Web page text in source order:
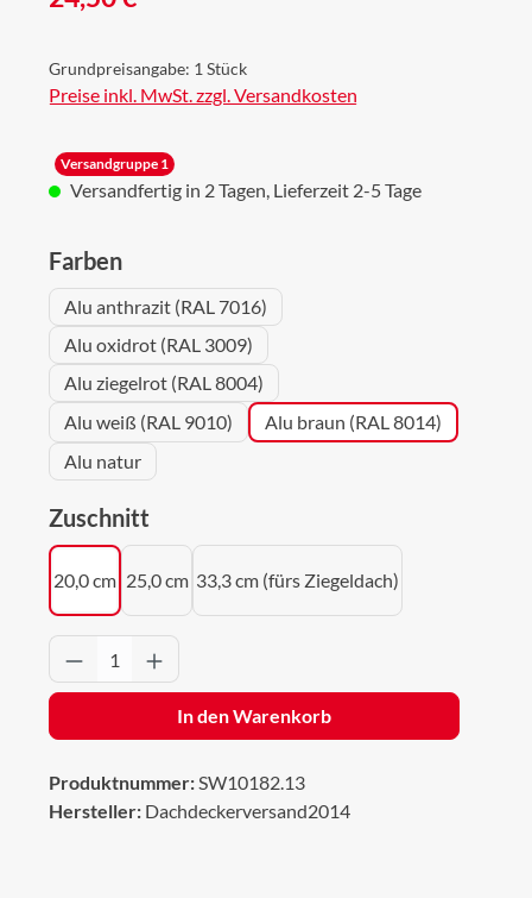
Grundpreisangabe: 1 Stück
Preise inkl. MwSt. zzgl. Versandkosten
Versandgruppe 1
Versandfertig in 2 Tagen, Lieferzeit 2-5 Tage
Farbenauswählen
Alu anthrazit (RAL 7016)
Alu oxidrot (RAL 3009)
Alu ziegelrot (RAL 8004)
Alu weiß (RAL 9010)
Alu braun (RAL 8014)
Alu natur
Zuschnitt
20,0 cm 25,0 cm 33,3 cm (fürs Ziegeldach)
Produkt Anzahl: Gib den gewünschten
In den Warenkorb
Produktnummer:SW10182.13
Hersteller: Dachdeckerversand2014